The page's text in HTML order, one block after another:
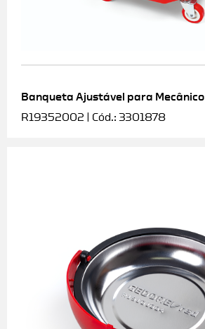
Banqueta Ajustável para Mecânico
R19352002 | Cód.: 3301878